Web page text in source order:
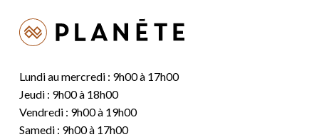
Lundi au mercredi : 9h00 à 17h00
Jeudi : 9h00 à 18h00
Vendredi : 9h00 à 19h00
Samedi : 9h00 à 17h00